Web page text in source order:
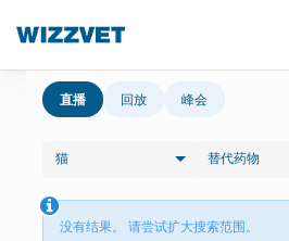
直播 回放 峰会
猫 替代药物
没有结果。 请尝试扩大搜索范围。